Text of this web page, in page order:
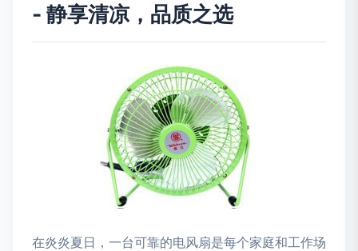
- 静享清凉，品质之选
在炎炎夏日，一台可靠的电风扇是每个家庭和工作场